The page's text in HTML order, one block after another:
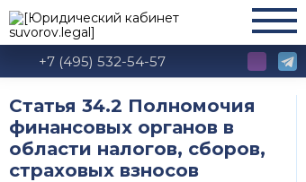
+7 (495) 532-54-57
Статья 34.2 Полномочия
финансовых органов в
области налогов, сборов,
страховых взносов